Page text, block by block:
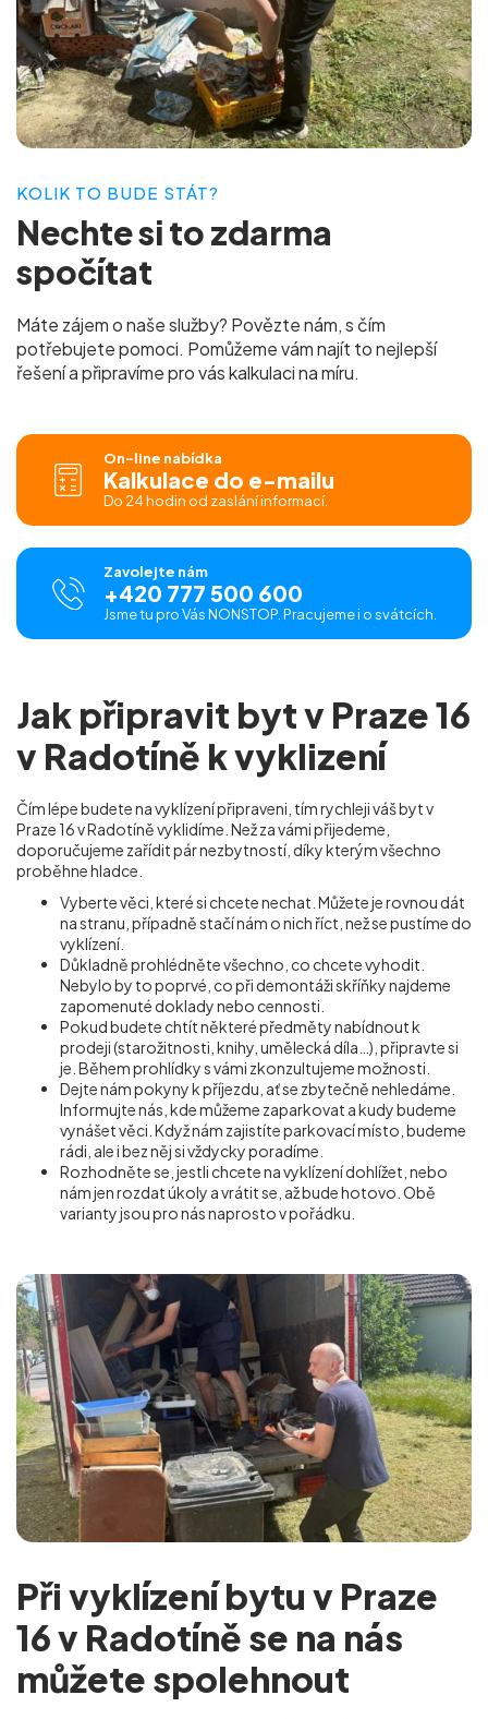
KOLIK TO BUDE STÁT?
Nechte si tozdarma
spočítat
Máte zájem o naše služby? Povězte nám, s čím
potřebujete pomoci. Pomůžeme vám najít to nejlepší
řešení a připravíme pro váskalkulaci na míru.
On-line nabídka
Kalkulace do e-mailu
Do 24 hodin od zaslání informací.
Zavolejte nám
+420 777 500 600
Jsme tu pro Vás NONSTOP. Pracujeme i o svátcích.
Jak připravit byt v Praze 16
v Radotíně k vyklizení
Čím lépe budete na vyklízení připraveni, tím rychleji váš byt v
Praze 16 v Radotíně vyklidíme. Než za vámi přijedeme,
doporučujeme zařídit pár nezbytností, díky kterým všechno
proběhne hladce.
Vyberte věci, které si chcete nechat. Můžete je rovnou dát
na stranu, případně stačí nám o nich říct, než se pustíme do
vyklízení.
Důkladně prohlédněte všechno, co chcete vyhodit.
Nebylo by to poprvé, co při demontáži skříňky najdeme
zapomenuté doklady nebo cennosti.
Pokud budete chtít některé předměty nabídnout k
prodeji (starožitnosti, knihy, umělecká díla…), připravte si
je. Během prohlídky s vámi zkonzultujeme možnosti.
Dejte nám pokyny k příjezdu, ať se zbytečně nehledáme.
Informujte nás, kde můžeme zaparkovat a kudy budeme
vynášet věci. Když nám zajistíte parkovací místo, budeme
rádi, ale i bez něj si vždycky poradíme.
Rozhodněte se, jestli chcete na vyklízení dohlížet, nebo
nám jen rozdat úkoly a vrátit se, až bude hotovo. Obě
varianty jsou pro nás naprosto v pořádku.
Při vyklízení bytu v Praze
16 v Radotíně se na nás
můžete spolehnout